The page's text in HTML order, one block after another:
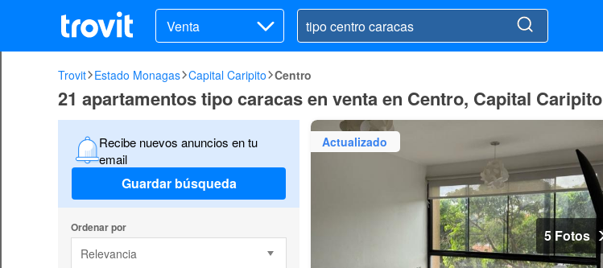
Venta
Trovit Estado Monagas Capital Caripito Centro
21 apartamentos tipo caracas en venta en Centro, Capital Caripito
Recibe nuevos anuncios en tu
email
Guardar búsqueda
Ordenar por
Relevancia
Actualizado
5 Fotos